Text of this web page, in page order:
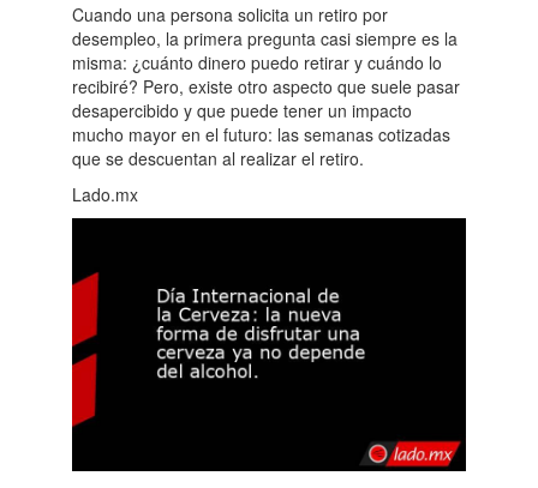
Cuando una persona solicita un retiro por
desempleo, la primera pregunta casi siempre es la
misma: ¿cuánto dinero puedo retirar y cuándo lo
recibiré? Pero, existe otro aspecto que suele pasar
desapercibido y que puede tener un impacto
mucho mayor en el futuro: las semanas cotizadas
que se descuentan al realizar el retiro.
Lado.mx